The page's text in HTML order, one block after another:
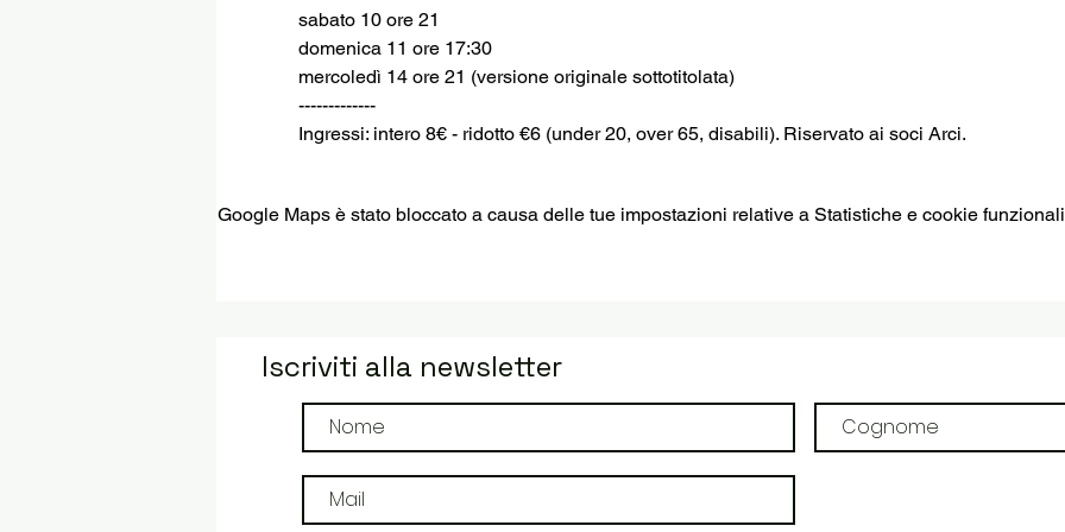
sabato 10 ore 21
domenica 11 ore 17:30
mercoledì 14 ore 21 (versione originale sottotitolata)
-------------
Ingressi: intero 8€ - ridotto €6 (under 20, over 65, disabili). Riservato ai soci Arci.
Google Maps è stato bloccato a causa delle tue impostazioni relative a Statistiche e cookie
Iscriviti alla newsletter